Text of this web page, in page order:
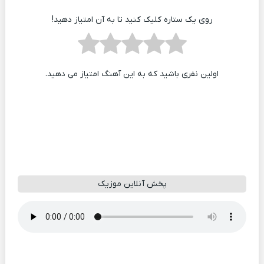
روی یک ستاره کلیک کنید تا به آن امتیاز دهید!
اولین نفری باشید که به این آهنگ امتیاز می دهید.
پخش آنلاین موزیک